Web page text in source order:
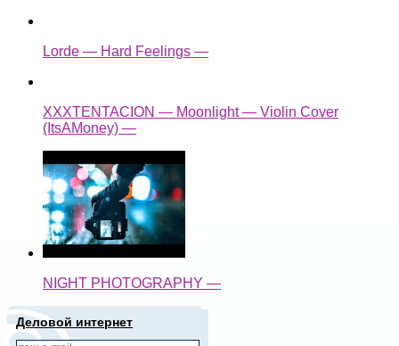
Lorde — Hard Feelings —
XXXTENTACION — Moonlight — Violin Cover
(ItsAMoney) —
NIGHT PHOTOGRAPHY —
Деловой интернет